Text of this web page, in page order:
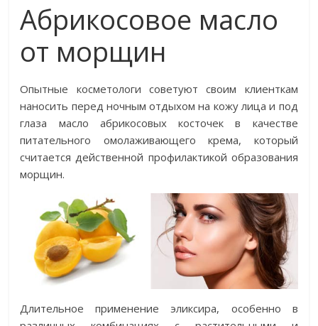
Абрикосовое масло
от морщин
Опытные косметологи советуют своим клиенткам
наносить перед ночным отдыхом на кожу лица и под
глаза масло абрикосовых косточек в качестве
питательного омолаживающего крема, который
считается действенной профилактикой образования
морщин.
Длительное применение эликсира, особенно в